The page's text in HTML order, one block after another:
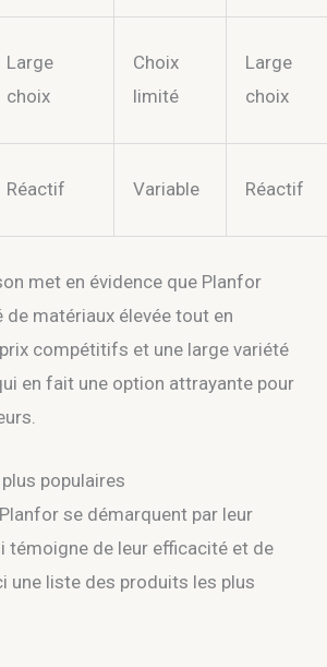
Large
choix
Choix
limité
Large
choix
Réactif Variable Réactif
met en évidence que Planfor
matériaux élevée tout en
compétitifs et une large variété
en fait une option attrayante pour
populaires
se démarquent par leur
témoigne de leur efficacité et de
une liste des produits les plus